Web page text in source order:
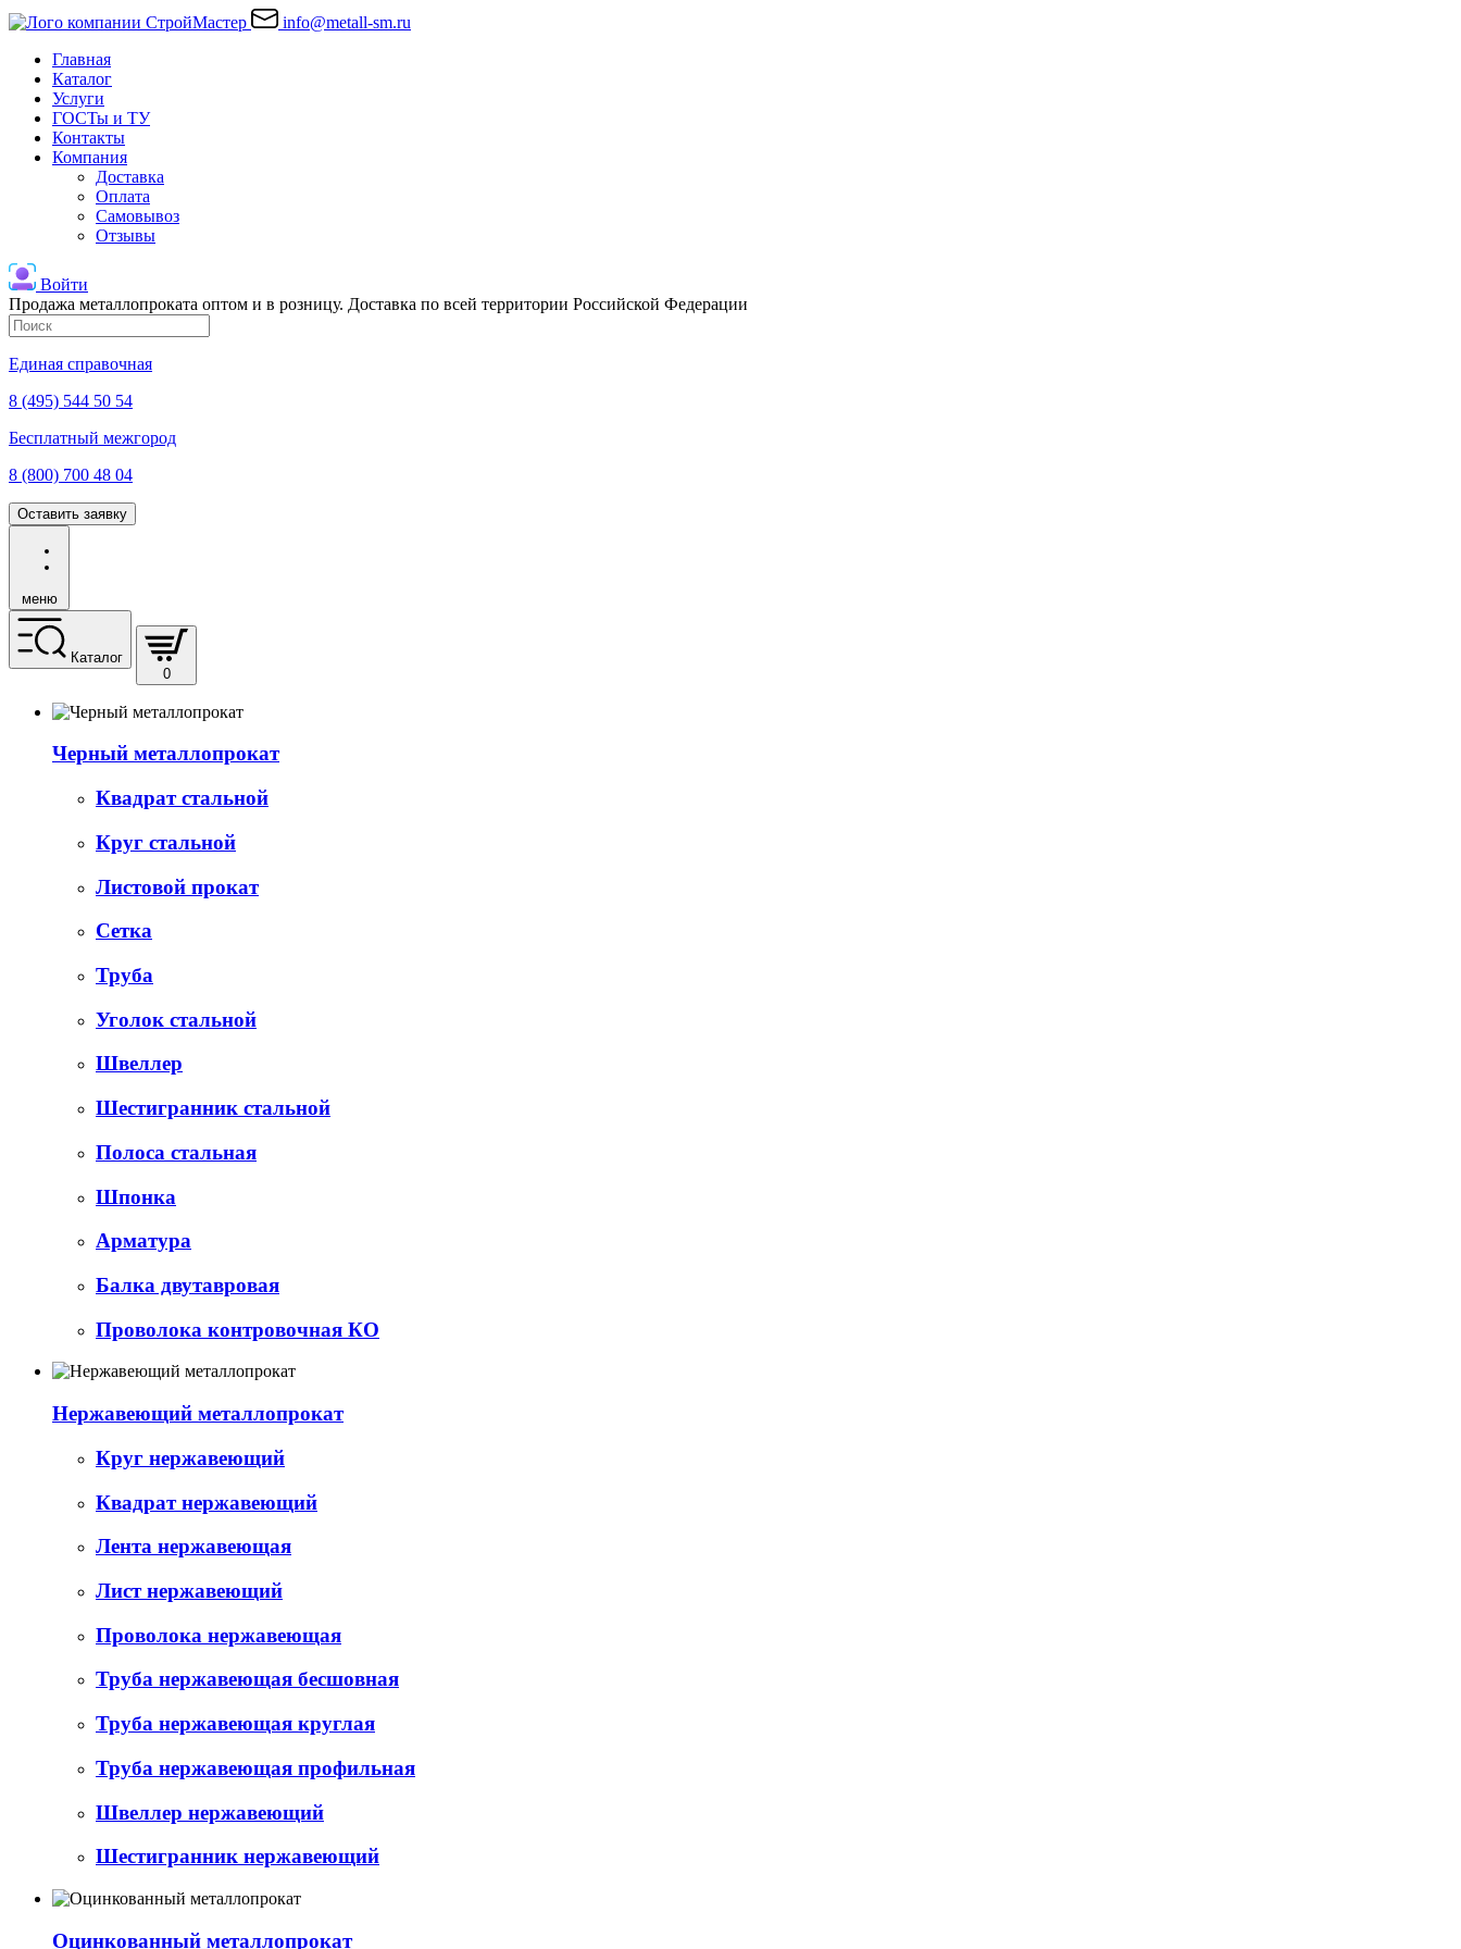
info@metall-sm.ru
Главная
Каталог
Услуги
ГОСТы и ТУ
Контакты
Компания
Доставка
Оплата
Самовывоз
Отзывы
Войти
Продажа металлопроката оптом и в розницу. Доставка по всей территории Российской Федерации
Единая справочная
8 (495) 544 50 54
Бесплатный межгород
8 (800) 700 48 04
Оставить заявку
меню
Каталог
0
Черный металлопрокат
Квадрат стальной
Круг стальной
Листовой прокат
Сетка
Труба
Уголок стальной
Швеллер
Шестигранник стальной
Полоса стальная
Шпонка
Арматура
Балка двутавровая
Проволока контровочная КО
Нержавеющий металлопрокат
Круг нержавеющий
Квадрат нержавеющий
Лента нержавеющая
Лист нержавеющий
Проволока нержавеющая
Труба нержавеющая бесшовная
Труба нержавеющая круглая
Труба нержавеющая профильная
Швеллер нержавеющий
Шестигранник нержавеющий
Оцинкованный металлопрокат